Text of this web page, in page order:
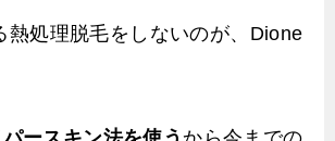
熱処理脱毛をしないのが、Dione